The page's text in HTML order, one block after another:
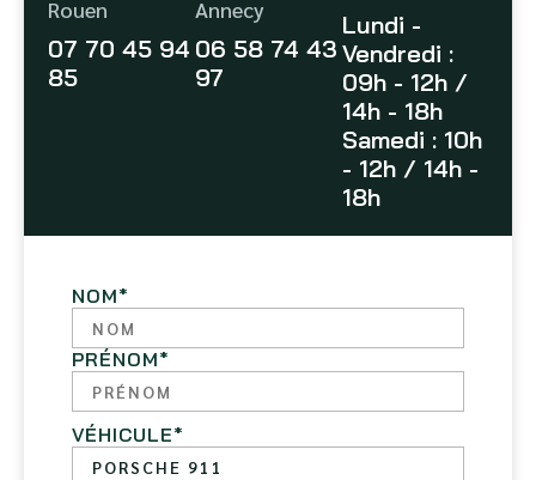
Rouen
07 70 45 94
85
Annecy
06 58 74 43
97
Lundi -
Vendredi :
09h - 12h /
14h - 18h
Samedi : 10h
- 12h / 14h -
18h
NOM*
PRÉNOM*
VÉHICULE*